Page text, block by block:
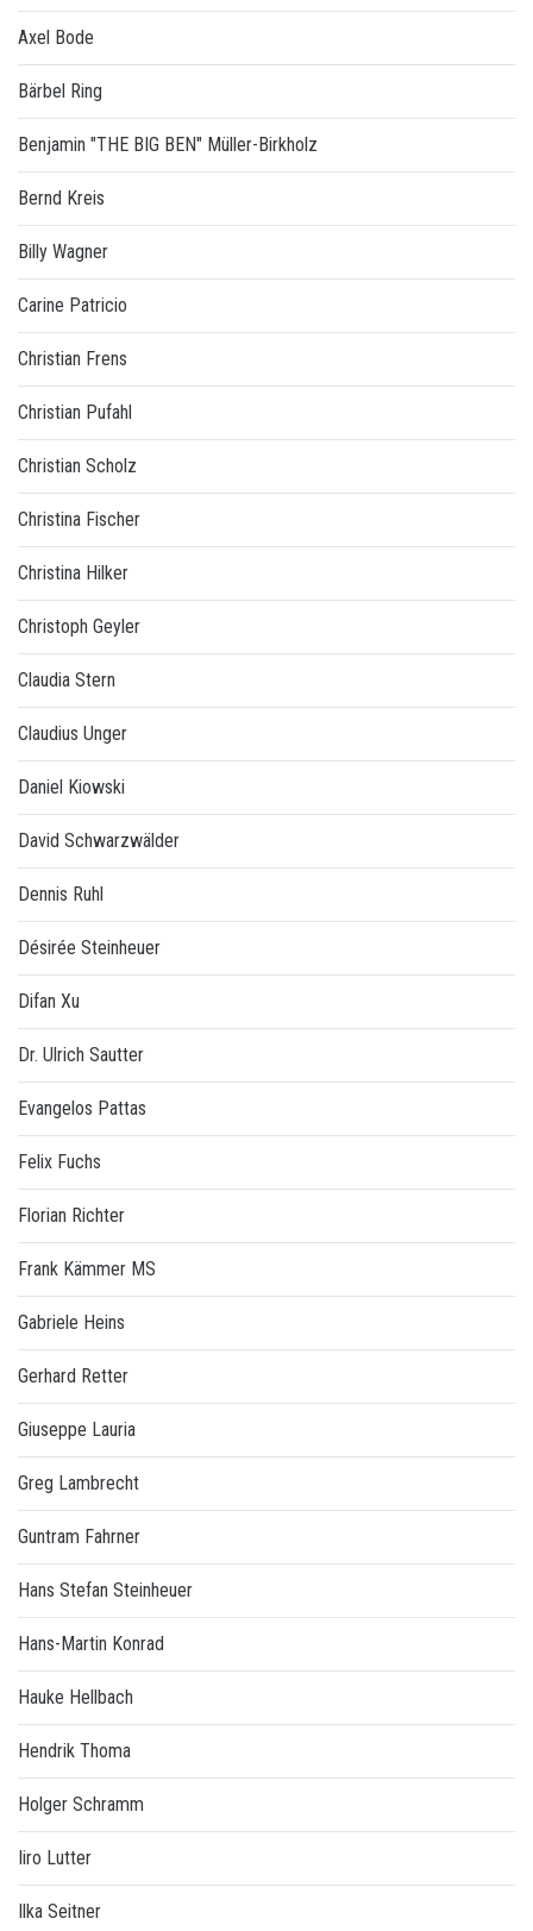
Axel Bode
Bärbel Ring
Benjamin "THE BIG BEN" Müller-Birkholz
Bernd Kreis
Billy Wagner
Carine Patricio
Christian Frens
Christian Pufahl
Christian Scholz
Christina Fischer
Christina Hilker
Christoph Geyler
Claudia Stern
Claudius Unger
Daniel Kiowski
David Schwarzwälder
Dennis Ruhl
Désirée Steinheuer
Difan Xu
Dr. Ulrich Sautter
Evangelos Pattas
Felix Fuchs
Florian Richter
Frank Kämmer MS
Gabriele Heins
Gerhard Retter
Giuseppe Lauria
Greg Lambrecht
Guntram Fahrner
Hans Stefan Steinheuer
Hans-Martin Konrad
Hauke Hellbach
Hendrik Thoma
Holger Schramm
Iiro Lutter
Ilka Seitner